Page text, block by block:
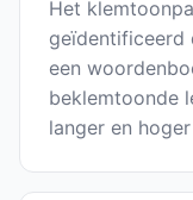
Het
een
beklemtoonde
langer en